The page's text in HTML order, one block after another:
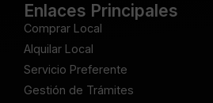
Enlaces Principales
Comprar Local
Alquilar Local
Servicio Preferente
Gestión de Trámites